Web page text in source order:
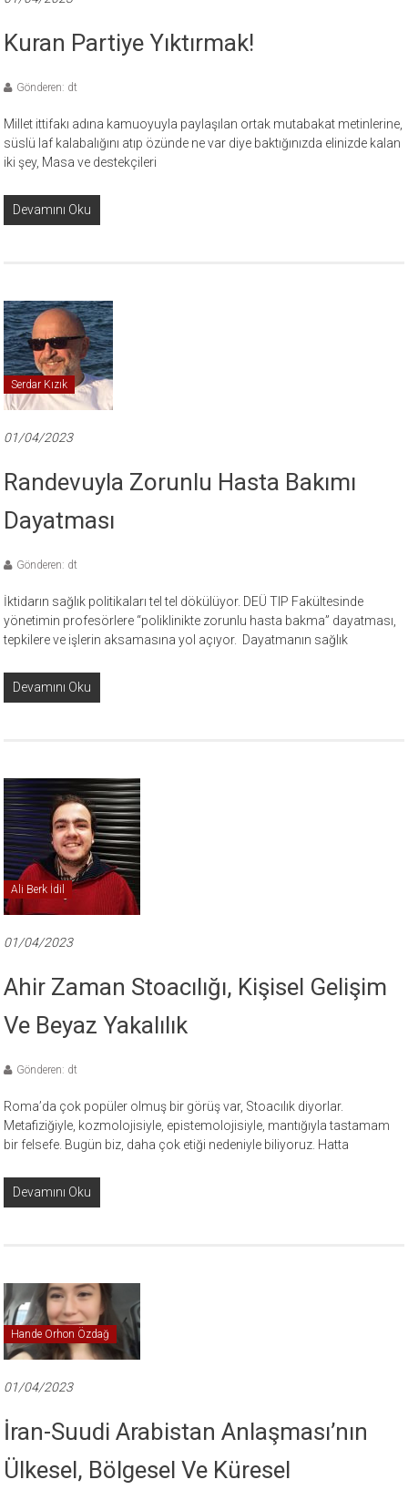
Kuran Partiye Yıktırmak!
Gönderen: dt
Millet ittifakı adına kamuoyuyla paylaşılan ortak mutabakat metinlerine,
süslü laf kalabalığını atıp özünde ne var diye baktığınızda elinizde kalan
iki şey, Masa ve destekçileri
Devamını Oku
Serdar Kızık
01/04/2023
Randevuyla Zorunlu Hasta Bakımı
Dayatması
Gönderen: dt
İktidarın sağlık politikaları tel tel dökülüyor. DEÜ TIP Fakültesinde
yönetimin profesörlere “poliklinikte zorunlu hasta bakma” dayatması,
tepkilere ve işlerin aksamasına yol açıyor. Dayatmanın sağlık
Devamını Oku
Ali Berk İdil
01/04/2023
Ahir Zaman Stoacılığı, Kişisel Gelişim
Ve Beyaz Yakalılık
Gönderen: dt
Roma’da çok popüler olmuş bir görüş var, Stoacılık diyorlar.
Metafiziğiyle, kozmolojisiyle, epistemolojisiyle, mantığıyla tastamam
bir felsefe. Bugün biz, daha çok etiği nedeniyle biliyoruz. Hatta
Devamını Oku
Hande Orhon Özdağ
01/04/2023
İran-Suudi Arabistan Anlaşması’nın
Ülkesel, Bölgesel Ve Küresel